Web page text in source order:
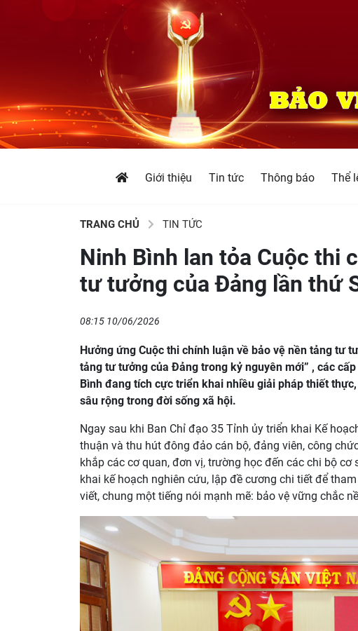
Giới thiệu Tin tức Thông báo Thể
TRANG CHỦ TIN TỨC
Ninh Bình lan tỏa Cuộc thi
tư tưởng của Đảng lần thứ
08:15 10/06/2026
Hưởng ứng Cuộc thi chính luận về bảo vệ nền tảng tư
tảng tư tưởng của Đảng trong kỷ nguyên mới” , các
Bình đang tích cực triển khai nhiều giải pháp thiết
sâu rộng trong đời sống xã hội.
Ngay sau khi Ban Chỉ đạo 35 Tỉnh ủy triển khai Kế
thuận và thu hút đông đảo cán bộ, đảng viên, công
khắp các cơ quan, đơn vị, trường học đến các chi bộ
khai kế hoạch nghiên cứu, lập đề cương chi tiết để
viết, chung một tiếng nói mạnh mẽ: bảo vệ vững chắc